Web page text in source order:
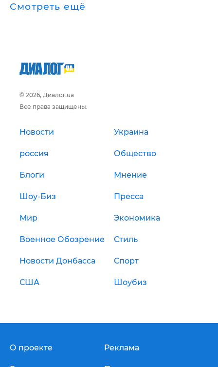
Смотреть ещё
© 2026, Диалог.ua
Все права защищены.
Новости Украина
россия Общество
Блоги Мнение
Шоу-Биз Пресса
Мир Экономика
Военное Обозрение Стиль
Новости Донбасса Спорт
США Шоубиз
О проекте Реклама